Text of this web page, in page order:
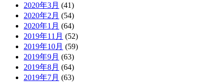
2020年3月 (41)
2020年2月 (54)
2020年1月 (64)
2019年11月 (52)
2019年10月 (59)
2019年9月 (63)
2019年8月 (64)
2019年7月 (63)